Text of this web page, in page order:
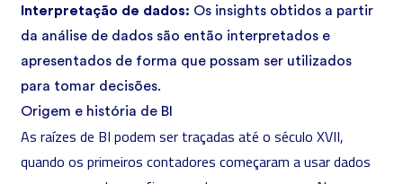
Interpretação de dados: Os insights obtidos a partir
da análise de dados são então interpretados e
apresentados de forma que possam ser utilizados
para tomar decisões.
Origem e história de BI
As raízes de BI podem ser traçadas até o século XVII,
quando os primeiros contadores começaram a usar dados